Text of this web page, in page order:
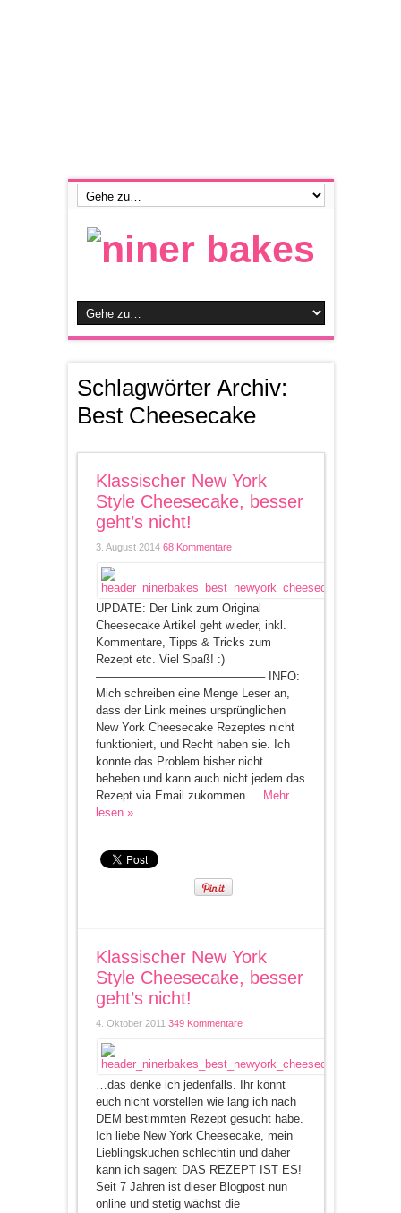
Schlagwörter Archiv:
Best Cheesecake
Klassischer New York
Style Cheesecake, besser
geht’s nicht!
3. August 2014 68 Kommentare
UPDATE: Der Link zum Original
Cheesecake Artikel geht wieder, inkl.
Kommentare, Tipps & Tricks zum
Rezept etc. Viel Spaß! :)
——————————————– INFO:
Mich schreiben eine Menge Leser an,
dass der Link meines ursprünglichen
New York Cheesecake Rezeptes nicht
funktioniert, und Recht haben sie. Ich
konnte das Problem bisher nicht
beheben und kann auch nicht jedem das
Rezept via Email zukommen ... Mehr
lesen »
Klassischer New York
Style Cheesecake, besser
geht’s nicht!
4. Oktober 2011 349 Kommentare
…das denke ich jedenfalls. Ihr könnt
euch nicht vorstellen wie lang ich nach
DEM bestimmten Rezept gesucht habe.
Ich liebe New York Cheesecake, mein
Lieblingskuchen schlechtin und daher
kann ich sagen: DAS REZEPT IST ES!
Seit 7 Jahren ist dieser Blogpost nun
online und stetig wächst die